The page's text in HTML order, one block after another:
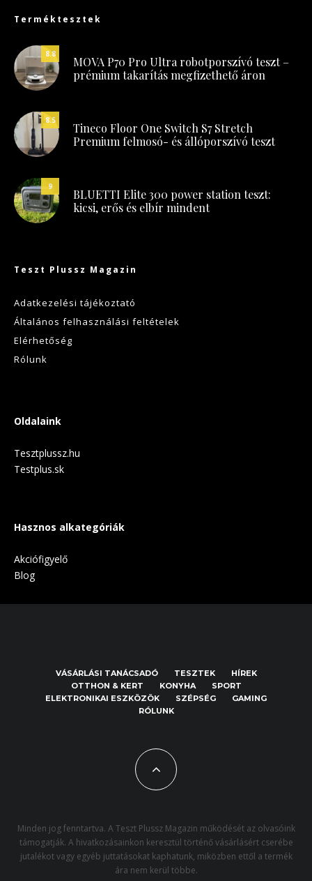
Terméktesztek
8.8
MOVA P70 Pro Ultra robotporszívó teszt –
prémium takarítás megfizethető áron
8.5
Tineco Floor One Switch S7 Stretch
Premium felmosó- és állóporszívó teszt
9
BLUETTI Elite 300 power station teszt:
kicsi, erős és elbír mindent
Teszt Plussz Magazin
Adatkezelési tájékoztató
Általános felhasználási feltételek
Elérhetőség
Rólunk
Oldalaink
Tesztplussz.hu
Testplus.sk
Hasznos alkategóriák
Akciófigyelő
Blog
VÁSÁRLÁSI TANÁCSADÓ TESZTEK
HÍREK
OTTHON & KERT
KONYHA
SPORT
ELEKTRONIKAI ESZKÖZÖK
SZÉPSÉG
GAMING
RÓLUNK
Minden jog fenntartva. A Teszt Plussz Magazin működését az olvasóink
támogatják. A hivatkozásainkon keresztül történő vásárlásért cserébe
jutalékot vagy egyéb juttatásokat kaphatunk, miközben ettől a termék
ára nem kerül többe.